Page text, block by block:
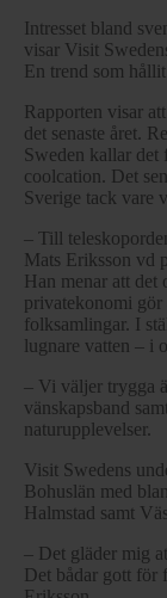
Intresset bland
visar Visit
En trend som
Rapporten visar
det senaste året.
Sweden kallar det
coolcation. Det
Sverige tack vare
– Till
Mats Eriksson vd
Han menar att det
privatekonomi gör
folksamlingar. I
lugnare vatten – i
– Vi väljer trygga
vänskapsband
naturupplevelser.
Visit Swedens
Bohuslän med
Halmstad samt
– Det gläder mig
Det bådar gott för